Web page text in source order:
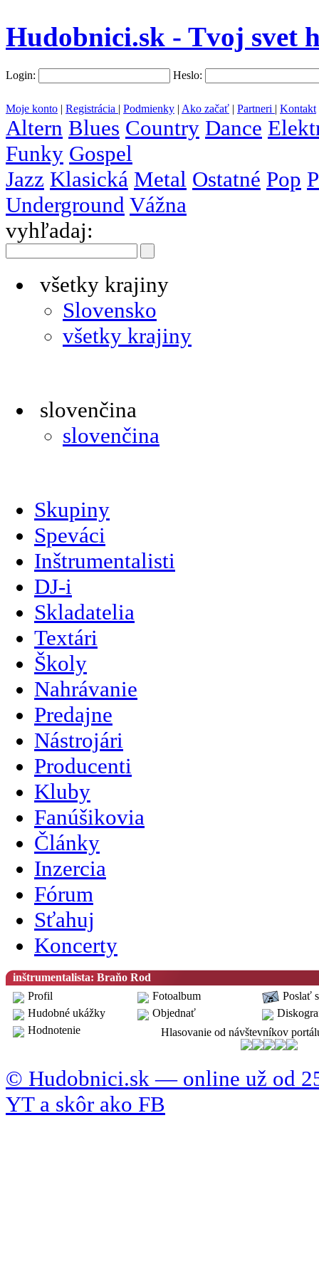
Hudobnici.sk - Tvoj svet
Login: Heslo:
Moje konto | Registrácia | Podmienky | Ako začať | Partneri | Kontakt
Altern Blues Country Dance
Funky Gospel
Jazz Klasická Metal Ostatné Pop
Underground Vážna
vyhľadaj:
všetky krajiny
Slovensko
všetky krajiny
slovenčina
slovenčina
Skupiny
Speváci
Inštrumentalisti
DJ-i
Skladatelia
Textári
Školy
Nahrávanie
Predajne
Nástrojári
Producenti
Kluby
Fanúšikovia
Články
Inzercia
Fórum
Sťahuj
Koncerty
inštrumentalista: Braňo Rod
Profil
Fotoalbum
Poslať
Hudobné ukážky
Objednať
Hodnotenie
Hlasovanie od návštevníkov
© Hudobnici.sk — online už od
YT a skôr ako FB